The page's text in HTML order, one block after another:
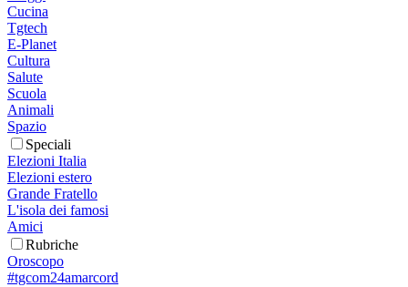
Cucina
Tgtech
E-Planet
Cultura
Salute
Scuola
Animali
Spazio
Speciali
Elezioni Italia
Elezioni estero
Grande Fratello
L'isola dei famosi
Amici
Rubriche
Oroscopo
#tgcom24amarcord